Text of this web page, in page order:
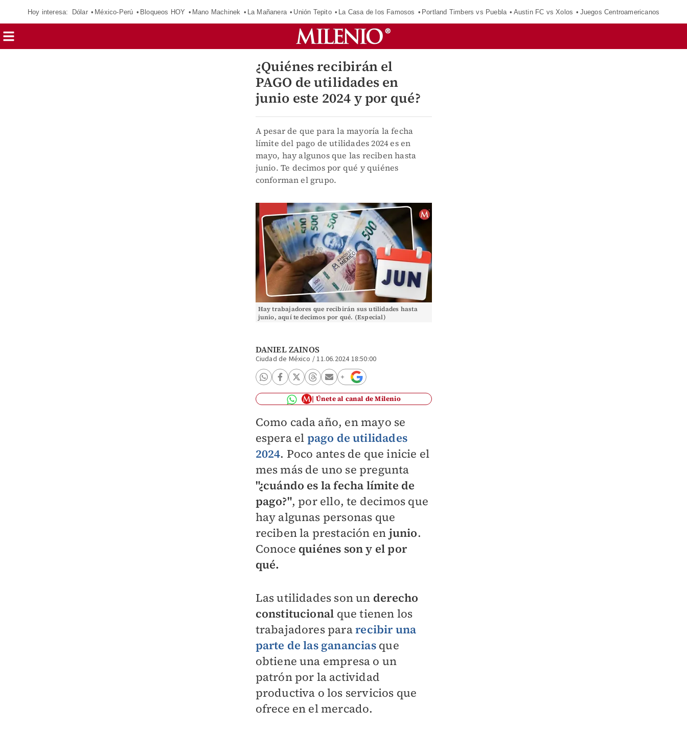
Hoy interesa: Dólar México-Perú Bloqueos HOY Mano Machinek La Mañanera Unión Tepito La Casa de los Famosos Portland Timbers vs Puebla Austin FC vs Xolos Juegos Centroamericanos
¿Quiénes recibirán el
PAGO de utilidades en
junio este 2024 y por qué?
A pesar de que para la mayoría la fecha
límite del pago de utilidades 2024 es en
mayo, hay algunos que las reciben hasta
junio. Te decimos por qué y quiénes
conforman el grupo.
Hay trabajadores que recibirán sus utilidades hasta
junio, aquí te decimos por qué. (Especial)
DANIEL ZAINOS
Ciudad de México /11.06.2024 18:50:00
Únete al canal de Milenio
Como cada año, en mayo se
espera el pago de utilidades
2024. Poco antes de que inicie el
mes más de uno se pregunta
"¿cuándo es la fecha límite de
pago?", por ello, te decimos que
hay algunas personas que
reciben la prestación en junio.
Conoce quiénes son y el por
qué.
Las utilidades son un derecho
constitucional que tienen los
trabajadores pararecibir una
parte de las gananciasque
obtiene una empresa o un
patrón por la actividad
productiva o los servicios que
ofrece en el mercado.